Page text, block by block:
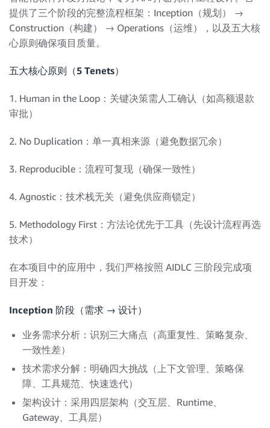
提供了三个阶段的完整流程框架：Inception（规划） →
Construction（构建） → Operations（运维），以及五大核
心原则确保项目质量。
五大核心原则（5 Tenets）
1. Human in the Loop：关键决策需人工确认（如高额退款
审批）
2. No Duplication：单一真相来源（避免数据冗余）
3. Reproducible：流程可复现（确保一致性）
4. Agnostic：技术栈无关（避免供应商锁定）
5. Methodology First：方法论优先于工具（先设计流程再选
技术）
在本项目中的应用中，我们严格按照 AIDLC 三阶段完成项
目开发：
Inception 阶段（需求 → 设计）
业务需求分析：识别三大痛点（高重复性、策略复杂、
一致性差）
技术需求分解：明确四大挑战（上下文管理、策略保
障、工具规范、快速迭代）
架构设计：采用四层架构（交互层、Runtime、
Gateway、工具层）